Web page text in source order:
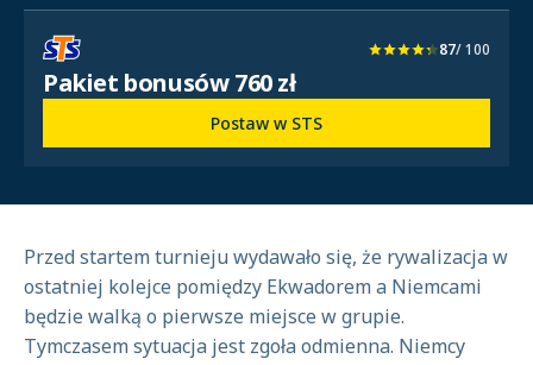
87/ 100
Pakiet bonusów 760 zł
Postaw w STS
Przed startem turnieju wydawało się, że rywalizacja w
ostatniej kolejce pomiędzy Ekwadorem a Niemcami
będzie walką o pierwsze miejsce w grupie.
Tymczasem sytuacja jest zgoła odmienna. Niemcy